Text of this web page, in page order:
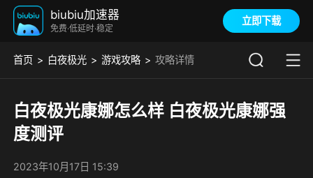
biubiu加速器
免费·低延时·稳定
立即下载
首页 白夜极光 游戏攻略 攻略详情
白夜极光康娜怎么样 白夜极光康娜强
度测评
2023年10月17日 15:39